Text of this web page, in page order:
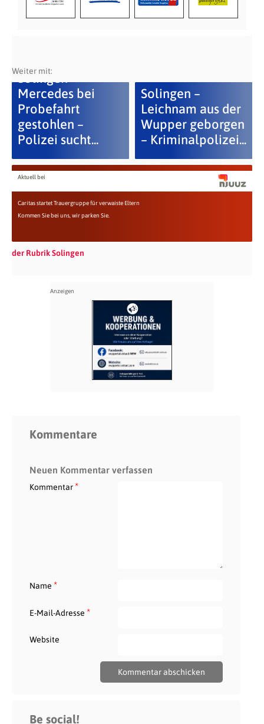
Weiter mit:
Solingen –
Mercedes bei
Probefahrt
gestohlen –
Polizei sucht...
Solingen –
Leichnam aus der
Wupper geborgen
– Kriminalpolizei...
Aktuell bei
Caritas startet Trauergruppe für verwaiste Eltern
Kommen Sie bei uns, wir parken Sie.
der Rubrik Solingen
Kommentare
Neuen Kommentar verfassen
Kommentar*
Name *
E-Mail-Adresse *
Website
Be social!